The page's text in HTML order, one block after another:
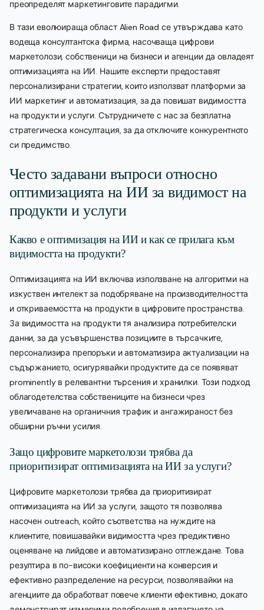
преопределят маркетинговите парадигми.
В тази еволюираща област Alien Road се утвърждава като
водеща консултантска фирма, насочваща цифрови
маркетолози, собственици на бизнеси и агенции да овладеят
оптимизацията на ИИ. Нашите експерти предоставят
персонализирани стратегии, които използват платформи за
ИИ маркетинг и автоматизация, за да повишат видимостта
на продукти и услуги. Сътрудничете с нас за безплатна
стратегическа консултация, за да отключите конкурентното
си предимство.
Често задавани въпроси относно
оптимизацията на ИИ за видимост на
продукти и услуги
Какво е оптимизация на ИИ и как се прилага към
видимостта на продукти?
Оптимизацията на ИИ включва използване на алгоритми на
изкуствен интелект за подобряване на производителността
и откриваемостта на продукти в цифровите пространства.
За видимостта на продукти тя анализира потребителски
данни, за да усъвършенства позициите в търсачките,
персонализира препоръки и автоматизира актуализации на
съдържанието, осигурявайки продуктите да се появяват
prominently в релевантни търсения и хранилки. Този подход
облагодетелства собствениците на бизнеси чрез
увеличаване на органичния трафик и ангажираност без
обширни ръчни усилия.
Защо цифровите маркетолози трябва да
приоритизират оптимизацията на ИИ за услуги?
Цифровите маркетолози трябва да приоритизират
оптимизацията на ИИ за услуги, защото тя позволява
насочен outreach, който съответства на нуждите на
клиентите, повишавайки видимостта чрез предиктивно
оценяване на лийдове и автоматизирано отглеждане. Това
резултира в по-високи коефициенти на конверсия и
ефективно разпределение на ресурси, позволявайки на
агенциите да обработват повече клиенти ефективно, докато